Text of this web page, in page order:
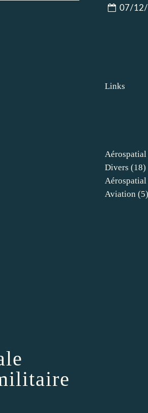
Aérospatial
Divers (18)
Aérospatial
Aviation (5)
Links
07/